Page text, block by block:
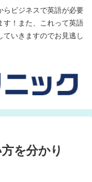
らビジネスで英語が必要
す！また、これって英語
いきますのでお見逃し
を分かり